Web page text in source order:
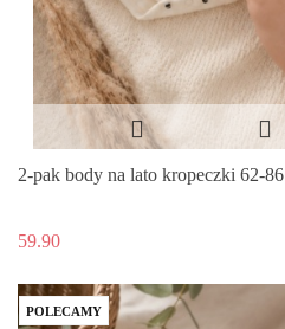
2-pak body na lato kropeczki 62-86
59.90
POLECAMY